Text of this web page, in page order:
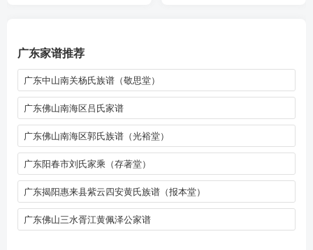
广东家谱推荐
广东中山南关杨氏族谱（敬思堂）
广东佛山南海区吕氏家谱
广东佛山南海区郭氏族谱（光裕堂）
广东阳春市刘氏家乘（存著堂）
广东揭阳惠来县紫云四安黄氏族谱（报本堂）
广东佛山三水胥江黄佩泽公家谱